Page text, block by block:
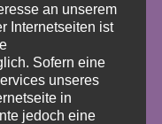
im
oder
– wir fördern
Musik auf
an unserem
Internetseiten ist
Sofern eine
unseres
in
jedoch eine